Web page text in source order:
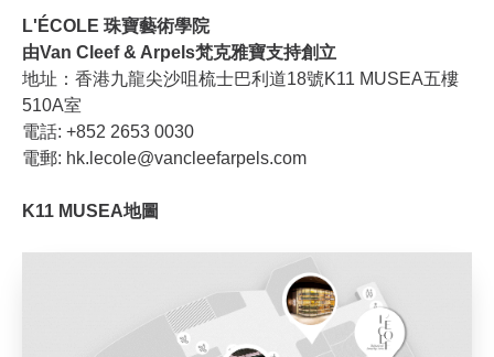
L'ÉCOLE 珠寶藝術學院
由Van Cleef & Arpels梵克雅寶支持創立
地址：香港九龍尖沙咀梳士巴利道18號K11 MUSEA五樓
510A室
電話: +852 2653 0030
電郵: hk.lecole@vancleefarpels.com
K11 MUSEA地圖